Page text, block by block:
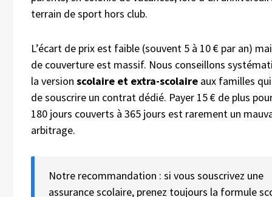
terrain de sport hors club.
L’écart de prix est faible (souvent 5 à 10 € par an)
de couverture est massif. Nous conseillons
la version scolaire et extra-scolaire aux familles
de souscrire un contrat dédié. Payer 15 € de plus
180 jours couverts à 365 jours est rarement un
arbitrage.
Notre recommandation : si vous souscrivez une
assurance scolaire, prenez toujours la formule